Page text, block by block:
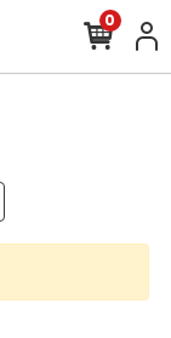
0